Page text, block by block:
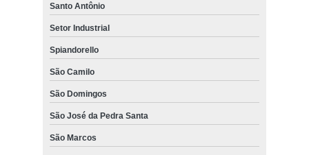
Santo Antônio
Setor Industrial
Spiandorello
São Camilo
São Domingos
São José da Pedra Santa
São Marcos